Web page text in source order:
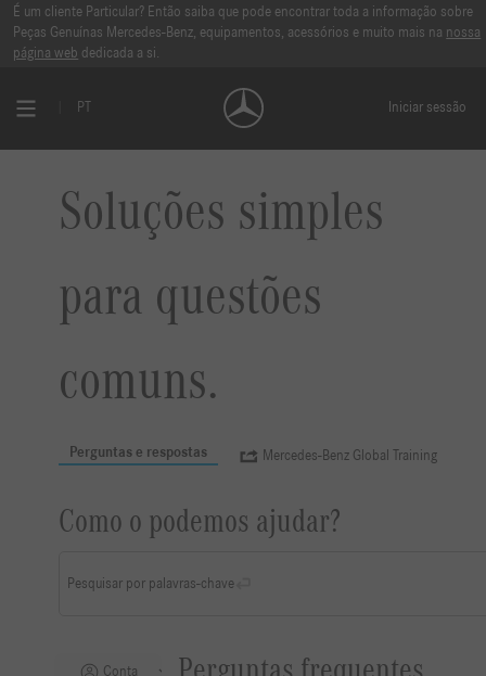
É um cliente Particular? Então saiba que pode encontrar toda a informação sobre
Peças Genuínas Mercedes-Benz, equipamentos, acessórios e muito mais na nossa
página web dedicada a si.
PT Iniciar sessão
Soluções simples
para questões
comuns.
Perguntas e respostas Mercedes-Benz Global Training
Como o podemos ajudar?
Pesquisar por palavras-chave
Conta